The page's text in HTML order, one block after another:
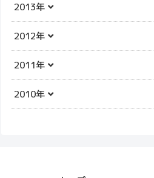
2013年
2012年
2011年
2010年